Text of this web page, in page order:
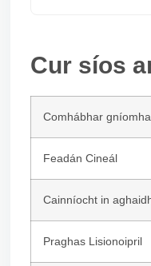
Cur síos
Comhábhar
Feadán Cineál
Cainníocht in
Praghas Lisionoipril